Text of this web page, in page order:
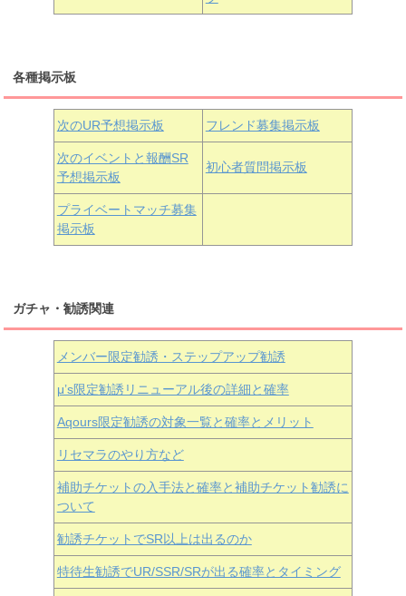
黒澤ダイヤ
朝香果林 近江彼方 エマ・ヴェルデ
各種掲示板
次のUR予想掲示板 フレンド募集掲示板
次のイベントと報酬SR
予想掲示板
初心者質問掲示板
プライベートマッチ募集
掲示板
ガチャ・勧誘関連
メンバー限定勧誘・ステップアップ勧誘
μ’s限定勧誘リニューアル後の詳細と確率
Aqours限定勧誘の対象一覧と確率とメリット
リセマラのやり方など
補助チケットの入手法と確率と補助チケット勧誘に
ついて
勧誘チケットでSR以上は出るのか
特待生勧誘でUR/SSR/SRが出る確率とタイミング